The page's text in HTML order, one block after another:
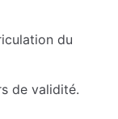
du
de validité.